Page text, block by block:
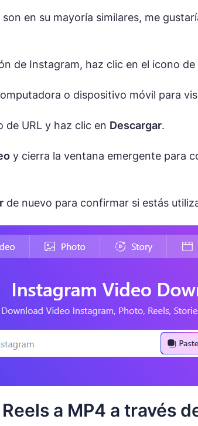
en su mayoría similares, me
de Instagram, haz clic en el icono
o dispositivo móvil para
de URL y haz clic en Descargar.
y cierra la ventana emergente para
de nuevo para confirmar si estás
a MP4 a través